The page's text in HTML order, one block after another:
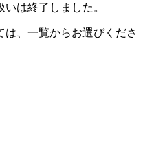
は終了しました。
、一覧からお選びくださ